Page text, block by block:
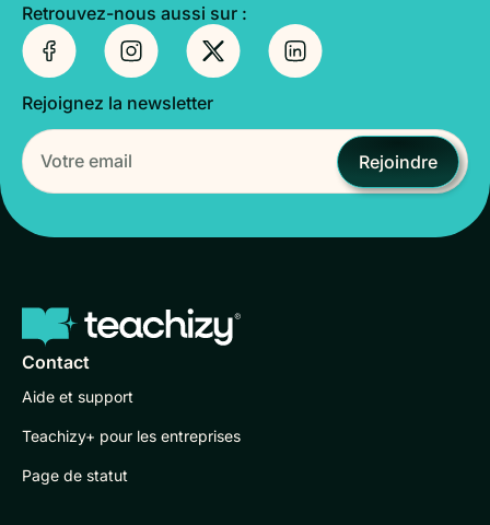
Retrouvez-nous aussi sur :
Rejoignez la newsletter
Rejoindre
Contact
Aide et support
Teachizy+ pour les entreprises
Page de statut